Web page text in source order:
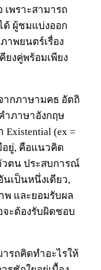
เพราะสามารถ
ผู้ชมแบ่งออก
าพยนตร์เรื่อง
ยงคู่พร้อมเพียง
ากภาษามคธ อัตถิ
ำภาษาอังกฤษ
(ex =
อยู่, คือแนวคิด
ตน ประสบการณ์
เป็นหนึ่งเดียว,
และยอมรับผล
ะต้องรับผิดชอบ
รถคิดทำอะไรให้